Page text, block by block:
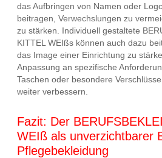
das Aufbringen von Namen oder
beitragen, Verwechslungen zu
zu stärken. Individuell gestaltete
KITTEL WEIßs können auch dazu
das Image einer Einrichtung zu
Anpassung an spezifische
Taschen oder besondere
weiter verbessern.
Fazit: Der
WEIß als unverzichtbarer
Pflegebekleidung